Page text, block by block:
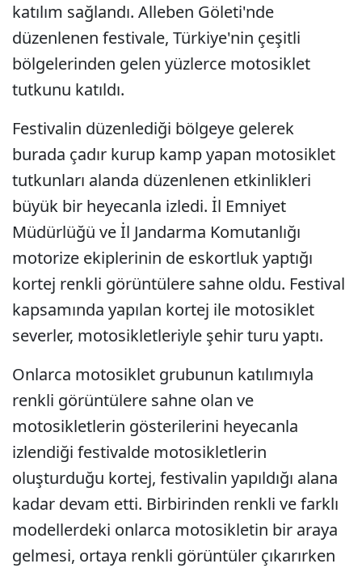
katılım sağlandı. Alleben Göleti'nde
düzenlenen festivale, Türkiye'nin çeşitli
bölgelerinden gelen yüzlerce motosiklet
tutkunu katıldı.
Festivalin düzenlediği bölgeye gelerek
burada çadır kurup kamp yapan motosiklet
tutkunları alanda düzenlenen etkinlikleri
büyük bir heyecanla izledi. İl Emniyet
Müdürlüğü ve İl Jandarma Komutanlığı
motorize ekiplerinin de eskortluk yaptığı
kortej renkli görüntülere sahne oldu. Festival
kapsamında yapılan kortej ile motosiklet
severler, motosikletleriyle şehir turu yaptı.
Onlarca motosiklet grubunun katılımıyla
renkli görüntülere sahne olan ve
motosikletlerin gösterilerini heyecanla
izlendiği festivalde motosikletlerin
oluşturduğu kortej, festivalin yapıldığı alana
kadar devam etti. Birbirinden renkli ve farklı
modellerdeki onlarca motosikletin bir araya
gelmesi, ortaya renkli görüntüler çıkarırken